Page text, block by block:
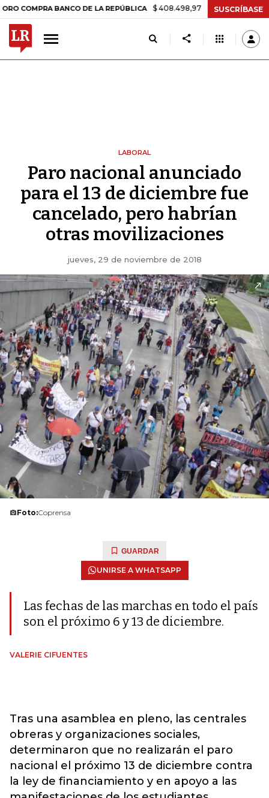
BANCO DE LA REPÚBLICA $ 408.498,97 +$ 8.753,81 +2,19%
SUSCRÍBASE
LABORAL
Paro nacional anunciado
para el 13 de diciembre fue
cancelado, pero habrían
otras movilizaciones
jueves, 29 de noviembre de 2018
Foto:Coprensa
GUARDAR
UNIRSE A WHATSAPP
Las fechas de las marchas en todo el país
son el próximo 6 y 13 de diciembre.
VALERIE CIFUENTES
Tras una asamblea en pleno, las centrales
obreras y organizaciones sociales,
determinaron que no realizarán el paro
nacional el próximo 13 de diciembre contra
la ley de financiamiento y en apoyo a las